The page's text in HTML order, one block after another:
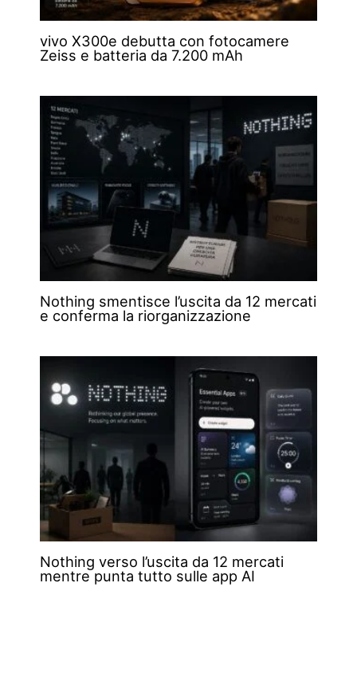
vivo X300e debutta con fotocamere
Zeiss e batteria da 7.200 mAh
Nothing smentisce l’uscita da 12 mercati
e conferma la riorganizzazione
Nothing verso l’uscita da 12 mercati
mentre punta tutto sulle app AI